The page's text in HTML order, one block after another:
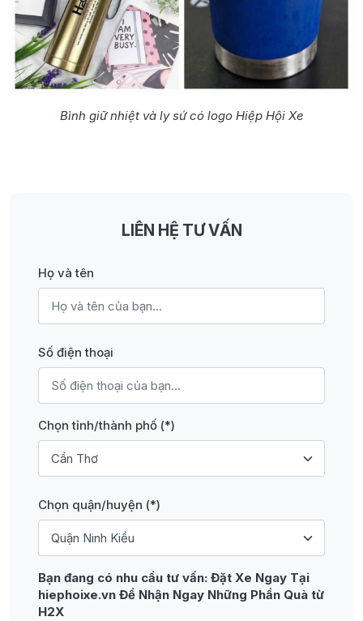
Bình giữ nhiệt và ly sứ có logo Hiệp Hội Xe
LIÊN HỆ TƯ VẤN
Họ và tên
Số điện thoại
Chọn tỉnh/thành phố (*)
Chọn quận/huyện (*)
Bạn đang có nhu cầu tư vấn: Đặt Xe Ngay Tại
hiephoixe.vn Để Nhận Ngay Những Phần Quà từ
H2X